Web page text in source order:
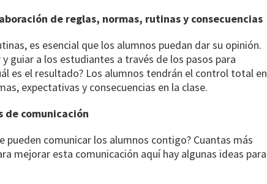
de reglas, normas, rutinas y consecuencias
es esencial que los alumnos puedan dar su opinión.
guiar a los estudiantes a través de los pasos para
es el resultado? Los alumnos tendrán el control total en
expectativas y consecuencias en la clase.
de comunicación
pueden comunicar los alumnos contigo? Cuantas más
mejorar esta comunicación aquí hay algunas ideas para